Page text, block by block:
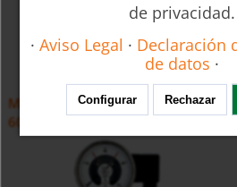
Manómetros para la industria del
601
de privacidad.
·Aviso Legal · Declaración
de datos ·
Configurar Rechazar